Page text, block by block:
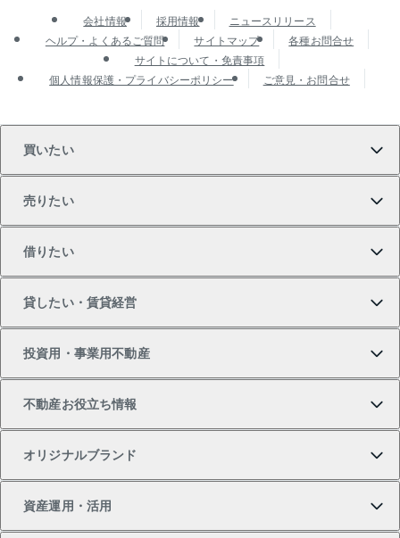
会社情報 採用情報
ニュースリリース
ヘルプ・よくあるご質問
サイトマップ
各種お問合せ
サイトについて・免責事項
個人情報保護・プライバシーポリシー
ご意見・お問合せ
買いたい
新築・分譲マンションの購入
中古マンションの購入
売りたい
マンションの売却・査定
一戸建ての売却・査定
借りたい
借りたいTOP
物件を借りる
貸したい・賃貸経営
貸したいTOP
投資用・事業用不動産
不動産お役立ち情報
オリジナルブランド
資産運用・活用